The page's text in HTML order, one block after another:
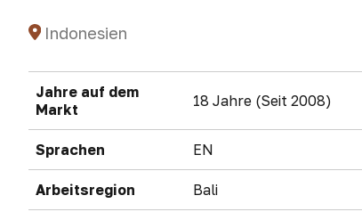
Indonesien
Jahre auf dem
Markt
18 Jahre (Seit 2008)
Sprachen EN
Arbeitsregion Bali